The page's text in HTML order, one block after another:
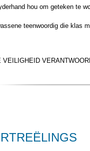
hou om geteken te
teenwoordig die klas